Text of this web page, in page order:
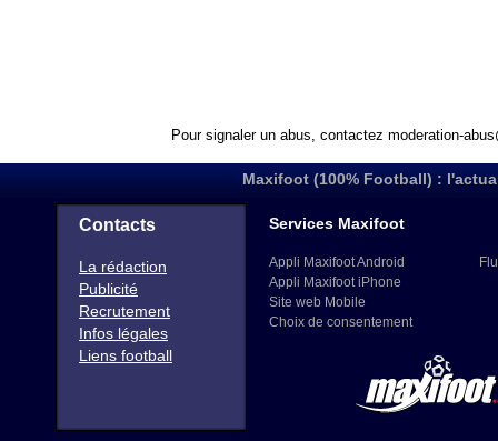
Pour signaler un abus, contactez moderation-
Maxifoot (100% Football) :
Contacts
La rédaction
Publicité
Recrutement
Infos légales
Liens football
Services Maxifoot
Appli Maxifoot Android
Appli Maxifoot iPhone
Site web Mobile
Choix de consentement